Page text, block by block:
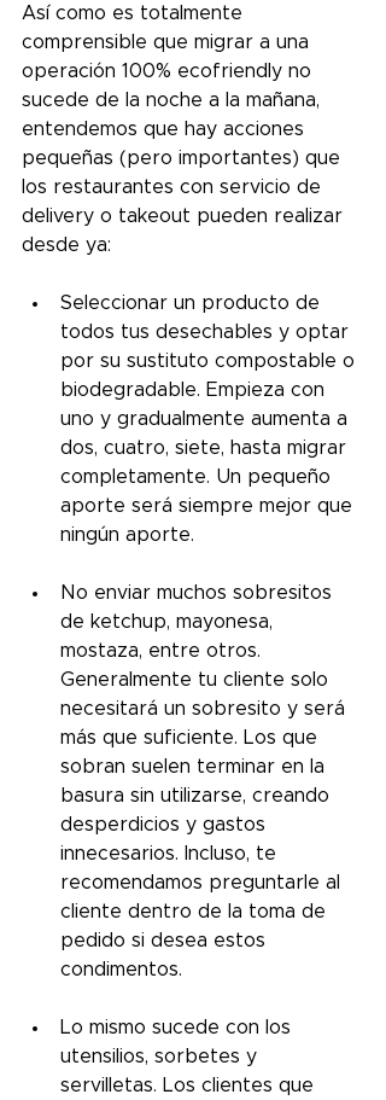
Así como es totalmente
comprensible que migrar a una
operación 100% ecofriendly no
sucede de la noche a la mañana,
entendemos que hay acciones
pequeñas (pero importantes) que
los restaurantes con servicio de
delivery o takeout pueden realizar
desde ya:
Seleccionar un producto de
todos tus desechables y optar
por su sustituto compostable o
biodegradable. Empieza con
uno y gradualmente aumenta a
dos, cuatro, siete, hasta migrar
completamente. Un pequeño
aporte será siempre mejor que
ningún aporte.
No enviar muchos sobresitos
de ketchup, mayonesa,
mostaza, entre otros.
Generalmente tu cliente solo
necesitará un sobresito y será
más que suficiente. Los que
sobran suelen terminar en la
basura sin utilizarse, creando
desperdicios y gastos
innecesarios. Incluso, te
recomendamos preguntarle al
cliente dentro de la toma de
pedido si desea estos
condimentos.
Lo mismo sucede con los
utensilios, sorbetes y
servilletas. Los clientes que